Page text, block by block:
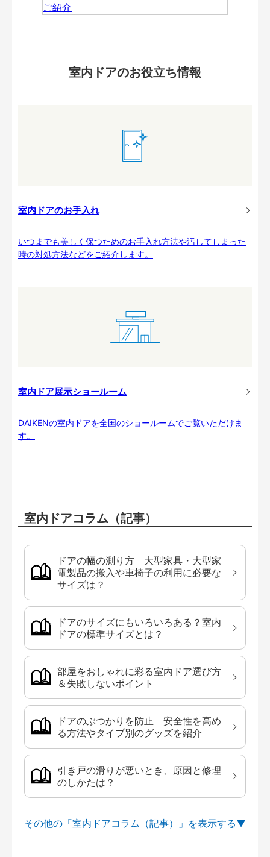
室内ドアのお役立ち情報
室内ドアのお手入れ
いつまでも美しく保つためのお手入れ方法や汚してしまった
時の対処方法などをご紹介します。
室内ドア展示ショールーム
DAIKENの室内ドアを全国のショールームでご覧いただけま
す。
室内ドアコラム（記事）
ドアの幅の測り方 大型家具・大型家
電製品の搬入や車椅子の利用に必要な
サイズは？
ドアのサイズにもいろいろある？室内
ドアの標準サイズとは？
部屋をおしゃれに彩る室内ドア選び方
＆失敗しないポイント
ドアのぶつかりを防止 安全性を高め
る方法やタイプ別のグッズを紹介
引き戸の滑りが悪いとき、原因と修理
のしかたは？
その他の「室内ドアコラム（記事）」を